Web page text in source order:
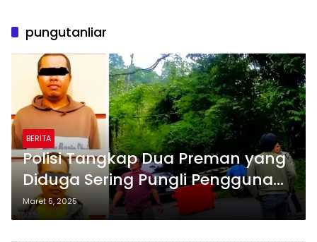
pungutanliar
BERITA
Polisi Tangkap Dua Preman yang
Diduga Sering Pungli Pengguna
Jalan di Jalur Liwa-Krui
Maret 5, 2025